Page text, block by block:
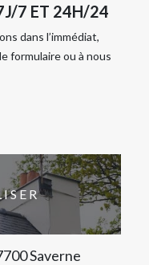
7 ET 24H/24
dans l’immédiat,
formulaire ou à nous
Saverne